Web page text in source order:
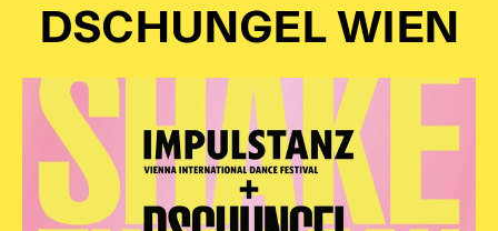
DSCHUNGEL WIEN